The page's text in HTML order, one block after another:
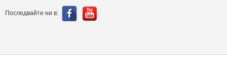
Последвайте ни в: